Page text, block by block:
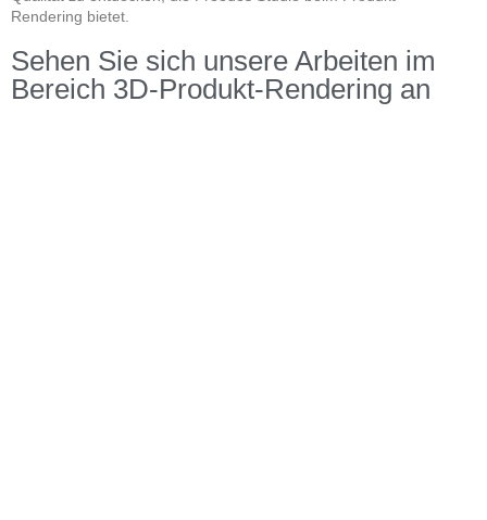
Rendering bietet.
Sehen Sie sich unsere Arbeiten im
Bereich 3D-Produkt-Rendering an